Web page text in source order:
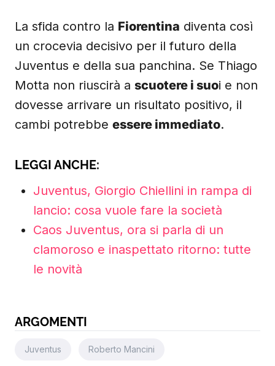
La sfida contro la Fiorentina diventa così
un crocevia decisivo per il futuro della
Juventus e della sua panchina. Se Thiago
Motta non riuscirà a scuotere i suoi e non
dovesse arrivare un risultato positivo, il
cambi potrebbe essere immediato.
LEGGI ANCHE:
Juventus, Giorgio Chiellini in rampa di
lancio: cosa vuole fare la società
Caos Juventus, ora si parla di un
clamoroso e inaspettato ritorno: tutte
le novità
ARGOMENTI
Juventus Roberto Mancini